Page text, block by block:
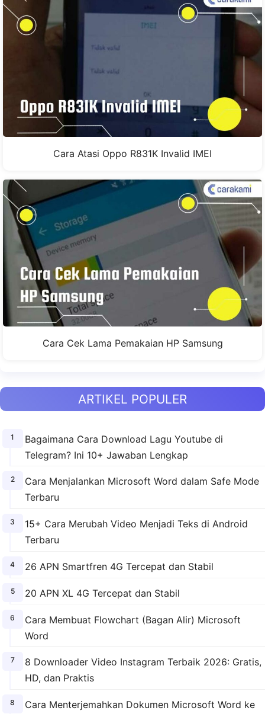
Cara Atasi Oppo R831K Invalid IMEI
Cara Cek Lama Pemakaian HP Samsung
ARTIKEL POPULER
Bagaimana Cara Download Lagu Youtube di
Telegram? Ini 10+ Jawaban Lengkap
Cara Menjalankan Microsoft Word dalam Safe Mode
Terbaru
15+ Cara Merubah Video Menjadi Teks di Android
Terbaru
26 APN Smartfren 4G Tercepat dan Stabil
20 APN XL 4G Tercepat dan Stabil
Cara Membuat Flowchart (Bagan Alir) Microsoft
Word
8 Downloader Video Instagram Terbaik 2026: Gratis,
HD, dan Praktis
Cara Menterjemahkan Dokumen Microsoft Word ke